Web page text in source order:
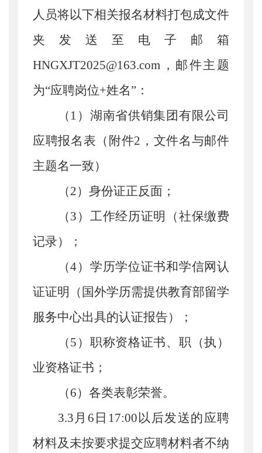
人员将以下相关报名材料打包成文件
夹 发送至电子邮箱
HNGXJT2025@163.com ，邮件主题
为“应聘岗位+姓名” ：
（ 1 ）湖南省供销集团有限公司
应聘报名表（附件2 ， 文件名与邮件
主题名一致）
（2） 身份证正反面；
（3 ）工作经历证明（社保缴费
记录）；
（4）学历学位证书和学信网认
证证明（国外学历需提供教育部留学
服务中心出具的认证报告）；
（5 ）职称资格证书、职（执）
业资格证书；
（6）各类表彰荣誉。
3.3 月 6 日 17:00 以后发送的应聘
材料及未按要求提交应聘材料者不纳